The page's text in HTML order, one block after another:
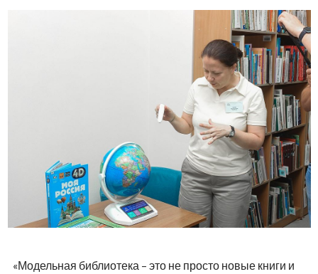
«Модельная библиотека – это не просто новые книги и